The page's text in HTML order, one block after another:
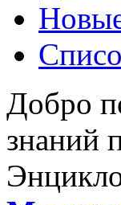
Добро
знаний